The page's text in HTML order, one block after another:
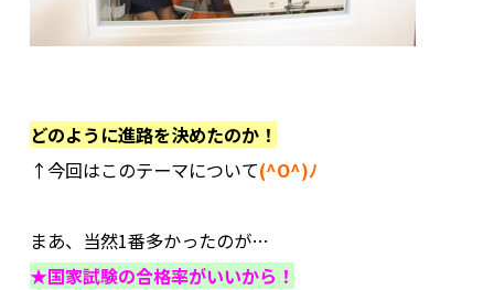
どのように進路を決めたのか！
↑今回はこのテーマについて(^O^)ﾉ
まあ、当然1番多かったのが…
★国家試験の合格率がいいから！